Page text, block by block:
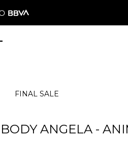
FINAL SALE
BODY ANGELA -